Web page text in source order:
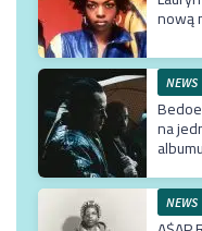
nową
NEWS
na
NEWS